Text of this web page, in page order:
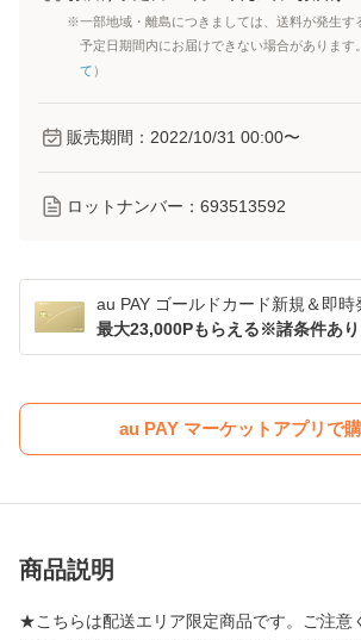
※一部地域・離島につきましては、送料が発生す
予定日期間内にお届けできない場合があります
て ）
販売期間： 2022/10/31 00:00〜
ロットナンバー： 693513592
au PAY ゴールドカード新規＆即時
最大23,000Pもらえる※諸条件あり
au PAY マーケットアプリで
商品説明
★こちらは配送エリア限定商品です。ご注